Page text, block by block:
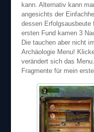
kann. Alternativ kann
angesichts der
dessen Erfolgsausbeute
ersten Fund kamen 3
Die tauchen aber nicht
Archäologie Menu!
verändert sich das
Fragmente für mein